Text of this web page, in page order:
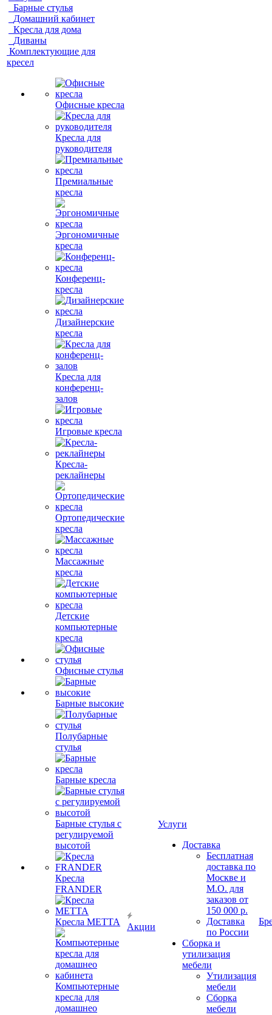
Барные стулья
Домашний кабинет
Кресла для дома
Диваны
Комплектующие для
кресел
Офисные кресла
Кресла для
руководителя
Премиальные
кресла
Эргономичные
кресла
Конференц-
кресла
Дизайнерские
кресла
Кресла для
конференц-
залов
Игровые кресла
Кресла-
реклайнеры
Ортопедические
кресла
Массажные
кресла
Детские
компьютерные
кресла
Офисные стулья
Барные высокие
Полубарные
стулья
Барные кресла
Барные стулья с
регулируемой
высотой
Кресла
FRANDER
Кресла METTA
Компьютерные
кресла для
домашнео
Акции
Услуги
Доставка
Бесплатная
доставка по
Москве и
М.О. для
заказов от
150 000 р.
Доставка
по России
Сборка и
утилизация
мебели
Утилизация
мебели
Сборка
мебели